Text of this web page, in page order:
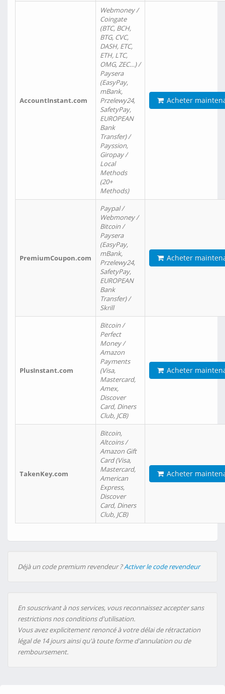
AccountInstant.com
Webmoney /
Coingate
(BTC, BCH,
BTG, CVC,
DASH, ETC,
ETH, LTC,
OMG, ZEC…) /
Paysera
(EasyPay,
mBank,
Przelewy24,
SafetyPay,
EUROPEAN
Bank
Transfer) /
Payssion,
Giropay /
Local
Methods
(20+
Methods)
Acheter
PremiumCoupon.com
Paypal /
Webmoney /
Bitcoin /
Paysera
(EasyPay,
mBank,
Przelewy24,
SafetyPay,
EUROPEAN
Bank
Transfer) /
Skrill
Acheter
PlusInstant.com
Bitcoin /
Perfect
Money /
Amazon
Payments
(Visa,
Mastercard,
Amex,
Discover
Card, Diners
Club, JCB)
Acheter
TakenKey.com
Bitcoin,
Altcoins /
Amazon Gift
Card (Visa,
Mastercard,
American
Express,
Discover
Card, Diners
Club, JCB)
Acheter
Déjà un code premium revendeur ?Activer le code revendeur
En souscrivant à nos services, vous reconnaissez accepter sans
restrictions nos conditions d'utilisation.
Vous avez explicitement renoncé à votre délai de rétractation
légal de 14 jours ainsi qu'à toute forme d'annulation ou de
remboursement.